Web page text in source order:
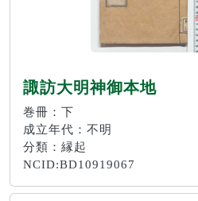
諏訪大明神御本地
巻冊：下
成立年代：不明
分類：縁起
NCID:BD10919067